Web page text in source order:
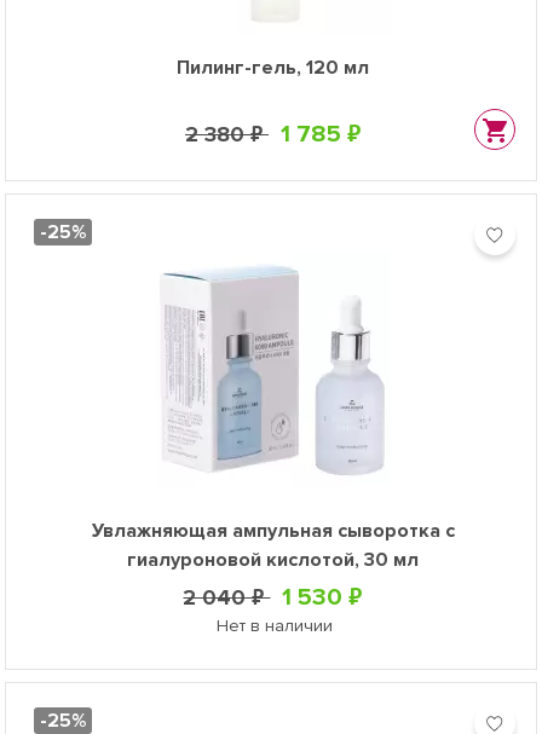
Пилинг-гель, 120 мл
2 380 ₽ 1 785 ₽
-25%
Увлажняющая ампульная сыворотка с
гиалуроновой кислотой, 30 мл
2 040 ₽ 1 530 ₽
Нет в наличии
-25%